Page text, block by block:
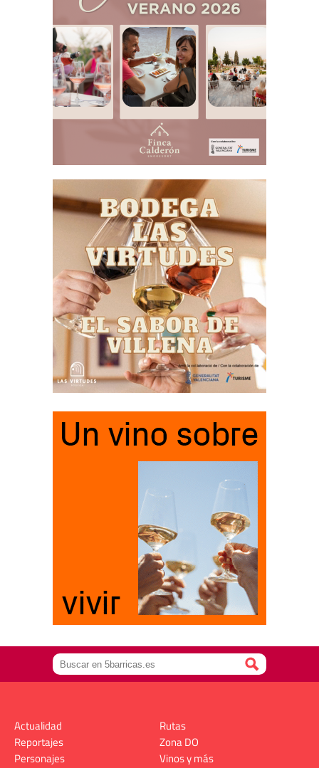
Actualidad
Reportajes
Personajes
Rutas
Zona DO
Vinos y más